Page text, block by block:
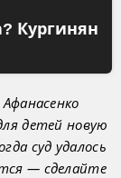
Кургинян
детей новую
суд удалось
— сделайте